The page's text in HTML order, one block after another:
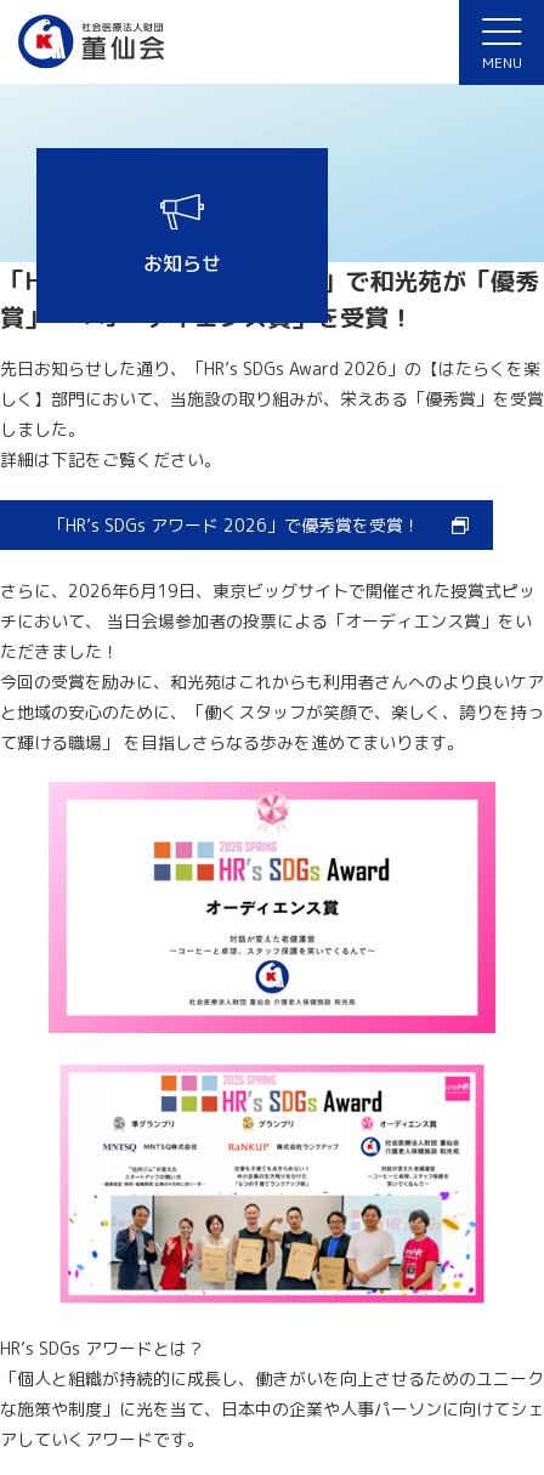
MENU
ホーム>和光苑>「HR’s SDGs アワード 2026」で和光苑が「優秀賞」・
「オーディエンス賞」を受賞！
お知らせ
「HR’s SDGs アワード 2026」で和光苑が「優秀
賞」・「オーディエンス賞」を受賞！
先日お知らせした通り、「HR’s SDGs Award 2026」の【はたらくを楽
しく】部門において、当施設の取り組みが、栄えある「優秀賞」を受賞
しました。
詳細は下記をご覧ください。
「HR’s SDGs アワード 2026」で優秀賞を受賞！
さらに、2026年6月19日、東京ビッグサイトで開催された授賞式ピッ
チにおいて、 当日会場参加者の投票による「オーディエンス賞」をい
ただきました！
今回の受賞を励みに、和光苑はこれからも利用者さんへのより良いケア
と地域の安心のために、「働くスタッフが笑顔で、楽しく、誇りを持っ
て輝ける職場」 を目指しさらなる歩みを進めてまいります。
HR’s SDGs アワードとは？
「個人と組織が持続的に成長し、働きがいを向上させるためのユニーク
な施策や制度」に光を当て、日本中の企業や人事パーソンに向けてシェ
アしていくアワードです。